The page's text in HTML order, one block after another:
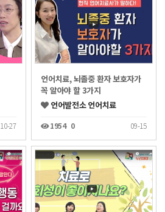
10-27
언어치료, 뇌졸중 환자 보호자가
꼭 알아야 할 3가지
언어발전소 언어치료
1954 0 09-15